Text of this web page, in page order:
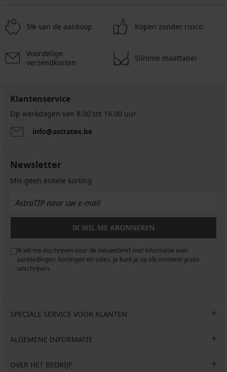
5% van de aankoop Kopen zonder risico
Voordelige
verzendkosten
Slimme maattabel
Klantenservice
Op werkdagen van 8.00 tot 16.00 uur
info@astratex.be
Newsletter
Mis geen enkele korting
IK WIL ME ABONNEREN
Ik wil me inschrijven voor de nieuwsbrief met informatie over
aanbiedingen, kortingen en sales. Je kunt je op elk moment gratis
uitschrijven.
SPECIALE SERVICE VOOR KLANTEN
ALGEMENE INFORMATIE
OVER HET BEDRIJF